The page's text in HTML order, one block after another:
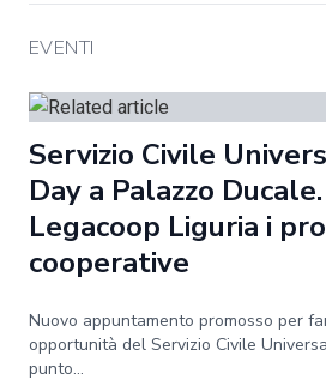
EVENTI
Servizio Civile
Day a Palazzo
Legacoop Liguria i
cooperative
Nuovo appuntamento promosso per
opportunità del Servizio Civile
punto...